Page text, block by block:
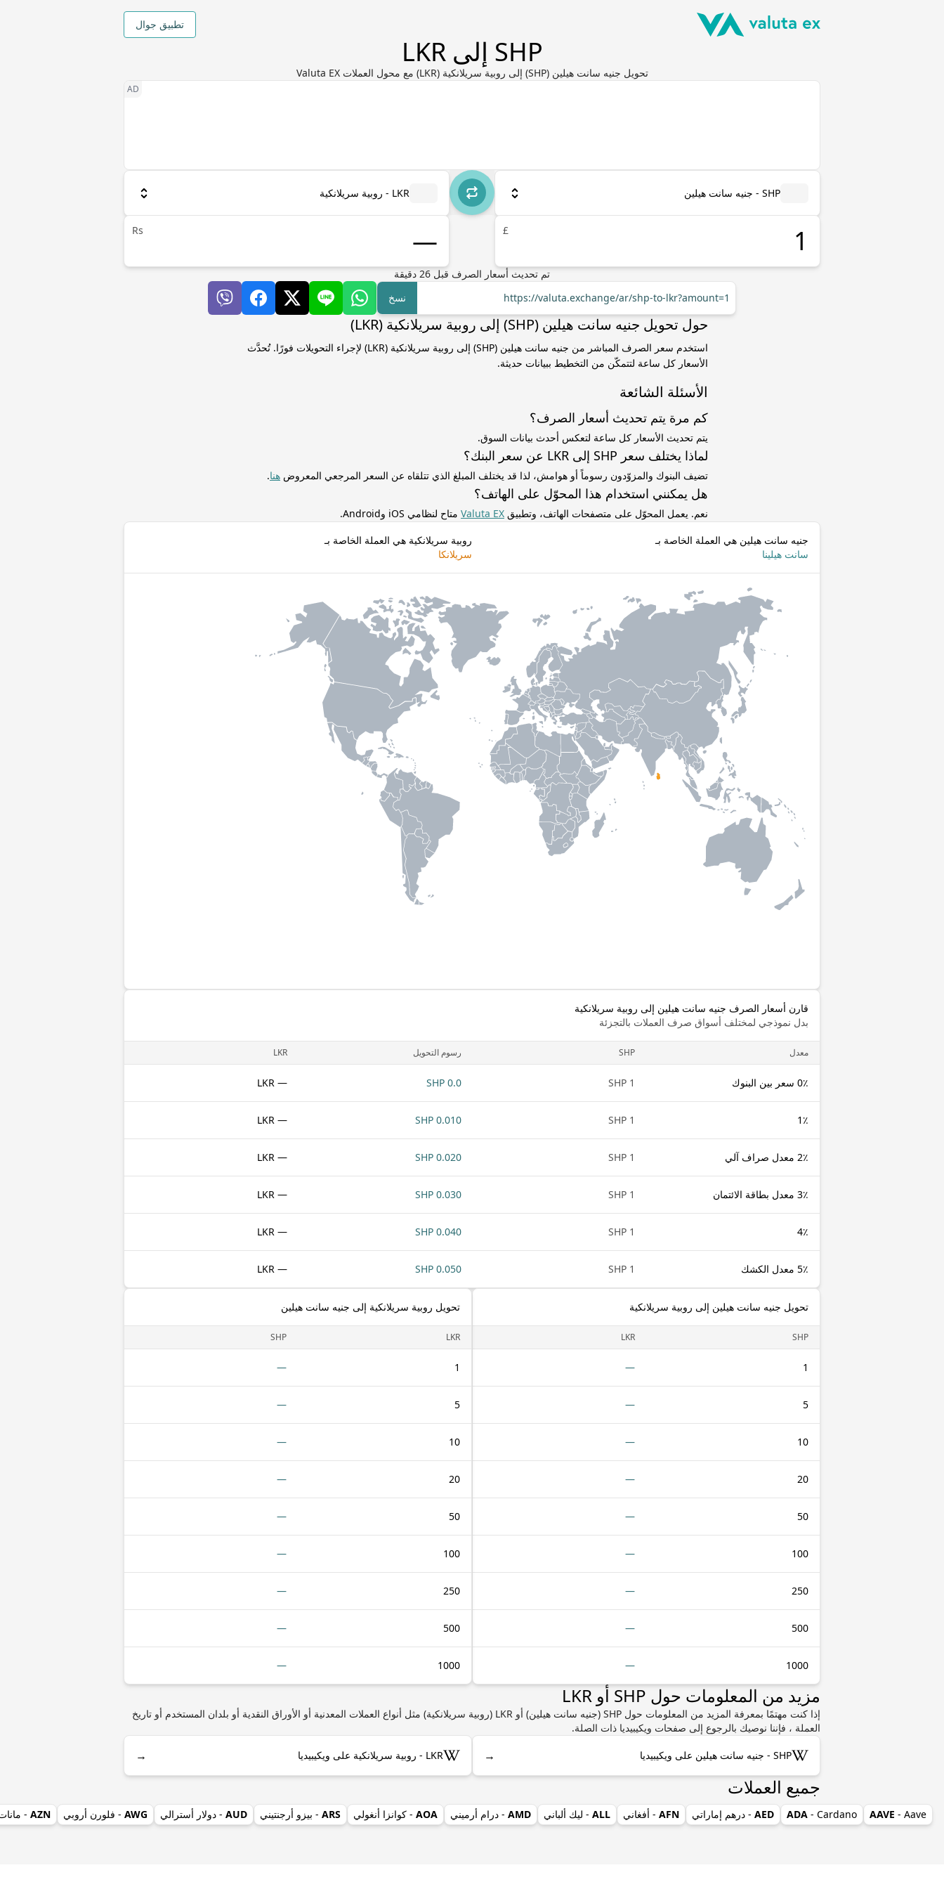
تطبيق جوال
SHP إلى LKR
تحويل جنيه سانت هيلين (SHP) إلى روبية سريلانكية (LKR) مع محول العملات Valuta EX
SHP - جنيه سانت هيلين
£
LKR - روبية سريلانكية
Rs
تم تحديث أسعار الصرف قبل 26 دقيقة
https://valuta.exchange/ar/shp-to-lkr?amount=1
نسخ
حول تحويل جنيه سانت هيلين (SHP) إلى روبية سريلانكية (LKR)
استخدم سعر الصرف المباشر من جنيه سانت هيلين (SHP) إلى روبية سريلانكية (LKR) لإجراء التحويلات فورًا. تُحدَّث
الأسعار كل ساعة لتتمكّن من التخطيط ببيانات حديثة.
الأسئلة الشائعة
كم مرة يتم تحديث أسعار الصرف؟
يتم تحديث الأسعار كل ساعة لتعكس أحدث بيانات السوق.
لماذا يختلف سعر SHP إلى LKR عن سعر البنك؟
تضيف البنوك والمزوّدون رسوماً أو هوامش، لذا قد يختلف المبلغ الذي تتلقاه عن السعر المرجعي المعروض هنا.
هل يمكنني استخدام هذا المحوّل على الهاتف؟
نعم. يعمل المحوّل على متصفحات الهاتف، وتطبيق Valuta EX متاح لنظامي iOS وAndroid.
جنيه سانت هيلين هي العملة الخاصة بـ
سانت هيلينا
روبية سريلانكية هي العملة الخاصة بـ
سريلانكا
قارن أسعار الصرف جنيه سانت هيلين إلى روبية سريلانكية
بدل نموذجي لمختلف أسواق صرف العملات بالتجزئة
معدل SHP رسوم التحويل LKR
0٪ سعر بين البنوك 1 SHP
0.0 SHP
— LKR
1٪ 1 SHP
0.010 SHP
— LKR
2٪ معدل صراف آلي 1 SHP
0.020 SHP
— LKR
3٪ معدل بطاقة الائتمان 1 SHP
0.030 SHP
— LKR
4٪ 1 SHP
0.040 SHP
— LKR
5٪ معدل الكشك 1 SHP
0.050 SHP
— LKR
تحويل جنيه سانت هيلين إلى روبية سريلانكية
SHP
LKR
1
—
5
—
10
—
20
—
50
—
100
—
250
—
500
—
1000
—
تحويل روبية سريلانكية إلى جنيه سانت هيلين
LKR
SHP
1
—
5
—
10
—
20
—
50
—
100
—
250
—
500
—
1000
—
مزيد من المعلومات حول SHP أو LKR
إذا كنت مهتمًا بمعرفة المزيد من المعلومات حول SHP (جنيه سانت هيلين) أو LKR (روبية سريلانكية) مثل أنواع العملات المعدنية أو الأوراق النقدية أو بلدان المستخدم أو تاريخ
العملة ، فإننا نوصيك بالرجوع إلى صفحات ويكيبيديا ذات الصلة.
SHP - جنيه سانت هيلين على ويكيبيديا → LKR - روبية سريلانكية على ويكيبيديا →
جميع العملات
AAVE - Aave
ADA - Cardano
AED - درهم إماراتي AFN - أفغاني ALL - ليك ألباني AMD - درام أرميني AOA - كوانزا أنغولي ARS - بيزو أرجنتيني AUD - دولار أسترالي AWG - فلورن أروبي AZN
-